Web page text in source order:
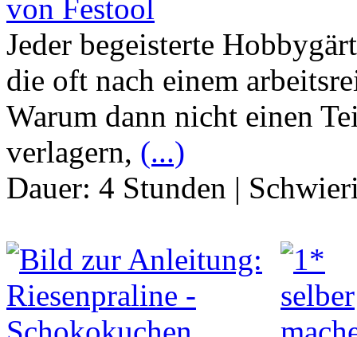
von Festool
Jeder begeisterte
die oft nach einem
Warum dann nicht einen
verlagern, (...)
Dauer: 4 Stunden |